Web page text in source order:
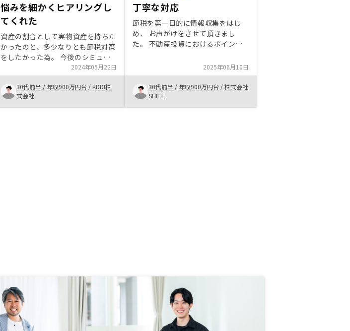
悩みを細かくヒアリングし
てくれた
資産の割合として実物資産を持ちた
かったのと、多少なりとも節税対策
をしたかった為。 今後のシミュレ
ーションやリスクについての説明が
詳細にあった為、非常に良かった。
初めてなので選ぶ基準が難しく、そ
こをより緩和いただける対応がある
とさらに良かったと思います。
2024年05月22日
30代前半 / 年収900万円台 /KDDI株
式会社
丁寧な対応
節税を第一目的に情報収集をはじ
め、 お声がけをさせて頂きまし
た。 不動産投資におけるポイント
く説明を頂きました。 また、物件
の内容もご説明を頂き、且つ担当者
に属人的ではなく 会社としてサポ
ートいただけるところに安心感を感
じてお願いしました。
2025年06月10日
30代前半 / 年収900万円台 /株式会社
SHIFT